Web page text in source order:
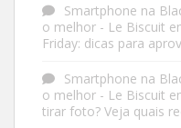
Smartphone na
o melhor - Le Biscuit
Friday: dicas para
Smartphone na
o melhor - Le Biscuit
tirar foto? Veja quais